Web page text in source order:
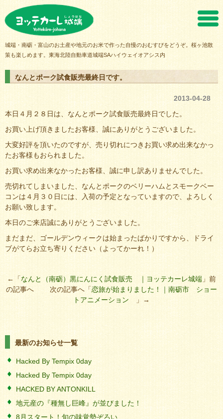
城端・南砺・富山のお土産や地元のお米で作った自慢のおむすびをどうぞ。桜ヶ池散
策も楽しめます。東海北陸自動車道城端SAハイウェイオアシス内
なんとポーク試食販売最終日です。
2013-04-28
本日４月２８日は、なんとポーク試食販売最終日でした。
お買い上げ頂きましたお客様、誠にありがとうございました。
大変好評を頂いたのですが、売り切れにつきお買い求め出来なかっ
たお客様もおられました。
お買い求め出来なかったお客様、誠に申し訳ありませんでした。
売切れてしまいました、なんとポークのベリーハムとスモークベー
コンは４月３０日には、入荷の予定となっていますので、よろしく
お願い致します。
本日のご来店誠にありがとうございました。
まだまだ、ゴールデンウィークは始まったばかりですから、ドライ
ブがてらお立ち寄りください（よってかーれ！）
←「なんと（南砺）黒にんにく試食販売 ｜ヨッテカーレ城端 」前
の記事へ 次の記事へ「恋旅が始まりました！｜南砺市 ショー
トアニメーション
」→
最新のお知らせ一覧
Hacked By Tempix 0day
Hacked By Tempix 0day
HACKED BY ANTONKILL
地元産の『種無し巨峰』が並びました！
8月スタート！旬の味覚勢ぞろい